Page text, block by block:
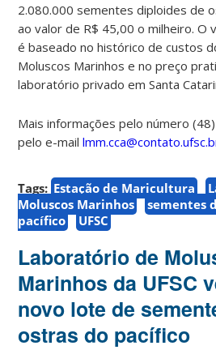
2.080.000 sementes diploides de
ao valor de R$ 45,00 o milheiro.O
é baseado no histórico de custos
Moluscos Marinhos e no preço
laboratório privado em Santa
Mais informações pelo número
pelo e-mail
Tags: Estação de Maricultura
Moluscos Marinhos
sementes
pacífico
UFSC
Laboratório de
Marinhos da UFSC
novo lote de
ostras do pacífico